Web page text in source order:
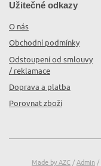
Užitečné odkazy
O nás
Obchodní podmínky
Odstoupení od smlouvy
/ reklamace
Doprava a platba
Porovnat zboží
Made by AZC / Admin /